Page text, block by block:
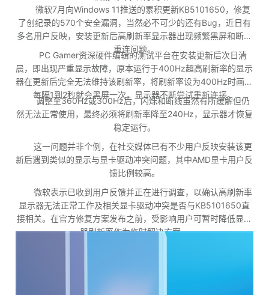
微软7月向Windows 11推送的累积更新KB5101650，修复
了创纪录的570个安全漏洞，当然必不可少的还有Bug，近日有
多名用户反映，安装更新后高刷新率显示器出现频繁黑屏和断线
重连问题。
PC Gamer资深硬件编辑的测试平台在安装更新后次日清
晨，即出现严重显示故障，原本运行于400Hz超高刷新率的显示
器在更新后完全无法维持该刷新率，将刷新率设为400Hz时画面
每隔1到2秒就会黑屏一次，显示器不断尝试重新连接。
调整至360Hz或300Hz后，闪烁和断线虽然有所缓解但仍
然无法正常使用，最终必须将刷新率降至240Hz，显示器才恢复
稳定运行。
这一问题并非个例，在社交媒体已有不少用户反映安装该更
新后遇到类似的显示与显卡驱动冲突问题，其中AMD显卡用户反
馈比例较高。
微软表示已收到用户反馈并正在进行调查，以确认高刷新率
显示器无法正常工作及相关显卡驱动冲突是否与KB5101650直
接相关。在官方修复方案发布之前，受影响用户可暂时降低显示
器刷新率作为临时解决方案。